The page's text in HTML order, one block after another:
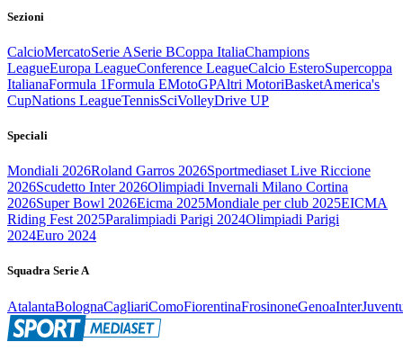
Sezioni
CalcioMercatoSerie ASerie BCoppa ItaliaChampions
LeagueEuropa LeagueConference LeagueCalcio EsteroSupercoppa
ItalianaFormula 1Formula EMotoGPAltri MotoriBasketAmerica's
CupNations LeagueTennisSciVolleyDrive UP
Speciali
Mondiali 2026Roland Garros 2026Sportmediaset Live Riccione
2026Scudetto Inter 2026Olimpiadi Invernali Milano Cortina
2026Super Bowl 2026Eicma 2025Mondiale per club 2025EICMA
Riding Fest 2025Paralimpiadi Parigi 2024Olimpiadi Parigi
2024Euro 2024
Squadra Serie A
AtalantaBolognaCagliariComoFiorentinaFrosinoneGenoaInter